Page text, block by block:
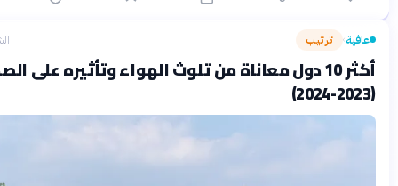
ترتيب
أكثر 10 دول معاناة من تلوث الهواء وتأثيره على الصحة